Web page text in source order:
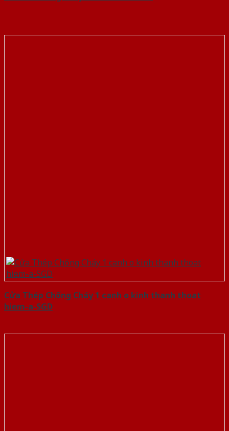
Cửa Thép Chống Cháy 1 canh o kinh thanh thoat
hiem-a-SGD